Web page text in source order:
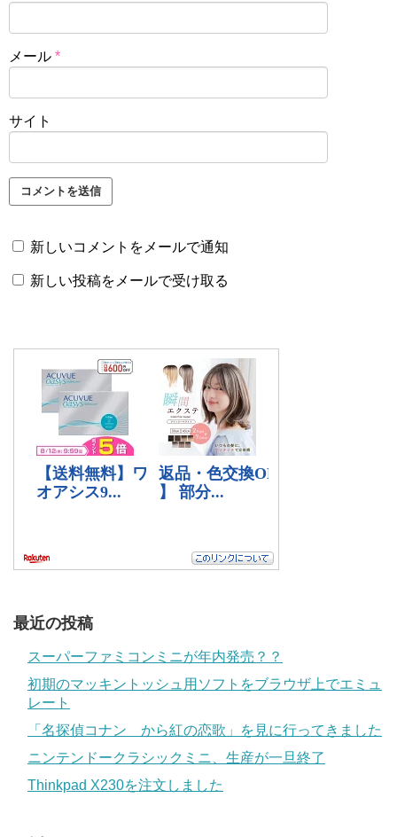
メール *
サイト
新しいコメントをメールで通知
新しい投稿をメールで受け取る
最近の投稿
スーパーファミコンミニが年内発売？？
初期のマッキントッシュ用ソフトをブラウザ上でエミュ
レート
「名探偵コナン から紅の恋歌」を見に行ってきました
ニンテンドークラシックミニ、生産が一旦終了
Thinkpad X230を注文しました